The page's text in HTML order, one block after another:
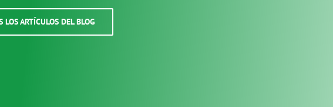
LOS ARTÍCULOS DEL BLOG